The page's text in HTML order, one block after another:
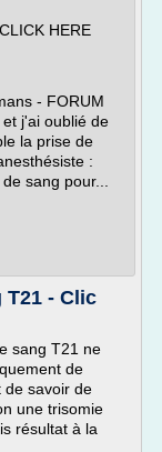
HERE
- FORUM
j'ai oublié de
la prise de
:
sang pour...
- Clic
sang T21 ne
de
de savoir de
une trisomie
résultat à la